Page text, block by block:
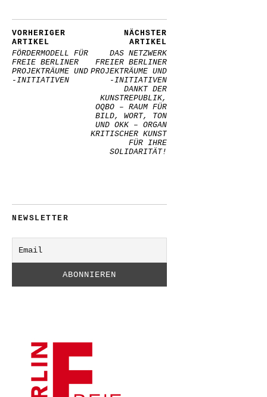
VORHERIGER
ARTIKEL
FÖRDERMODELL FÜR
FREIE BERLINER
PROJEKTRÄUME UND
-INITIATIVEN
NÄCHSTER
ARTIKEL
DAS NETZWERK
FREIER BERLINER
PROJEKTRÄUME UND
-INITIATIVEN
DANKT DER
KUNSTREPUBLIK,
OQBO – RAUM FÜR
BILD, WORT, TON
UND OKK – ORGAN
KRITISCHER KUNST
FÜR IHRE
SOLIDARITÄT!
NEWSLETTER